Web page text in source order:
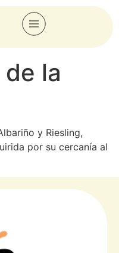
la
y Riesling,
por su cercanía al